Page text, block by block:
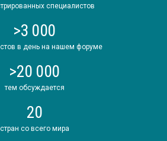
специалистов
>3 000
в день на нашем форуме
>20 000
тем обсуждается
20
стран со всего мира